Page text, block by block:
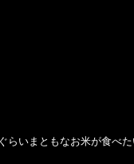
らいまともなお米が食べ